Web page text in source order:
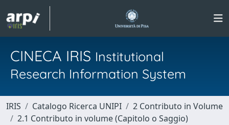
CINECA IRIS Institutional
Research Information System
IRIS Catalogo Ricerca UNIPI
2 Contributo in Volume
2.1 Contributo in volume (Capitolo o Saggio)